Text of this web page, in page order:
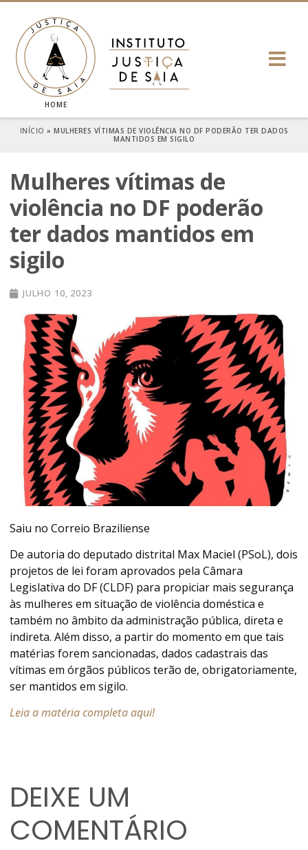
HOME
INÍCIO » MULHERES VÍTIMAS DE VIOLÊNCIA NO DF PODERÃO TER DADOS
MANTIDOS EM SIGILO
Mulheres vítimas de
violência no DF poderão
ter dados mantidos em
sigilo
JULHO 10, 2023
Saiu no Correio Braziliense
De autoria do deputado distrital Max Maciel (PSoL), dois
projetos de lei foram aprovados pela Câmara
Legislativa do DF (CLDF) para propiciar mais segurança
às mulheres em situação de violência doméstica e
também no âmbito da administração pública, direta e
indireta. Além disso, a partir do momento em que tais
matérias forem sancionadas, dados cadastrais das
vítimas em órgãos públicos terão de, obrigatoriamente,
ser mantidos em sigilo.
Leia a matéria completa aqui!
DEIXE UM
COMENTÁRIO